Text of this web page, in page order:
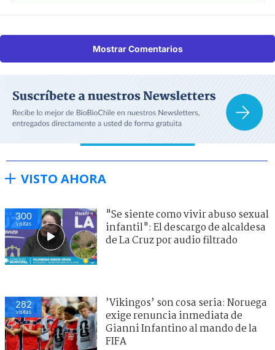
Mostrar Comentarios
VISTO AHORA
300
visitas
"Se siente como vivir abuso sexual
infantil": El descargo de alcaldesa
de La Cruz por audio filtrado
282
visitas
’Vikingos’ son cosa seria: Noruega
exige renuncia inmediata de
Gianni Infantino al mando de la
FIFA